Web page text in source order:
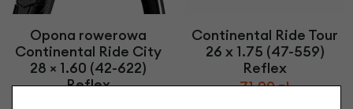
Opona rowerowa
Continental Ride City
28 × 1.60 (42-622)
Reflex
Continental Ride Tour
26 x 1.75 (47-559)
Reflex
71,90 zł